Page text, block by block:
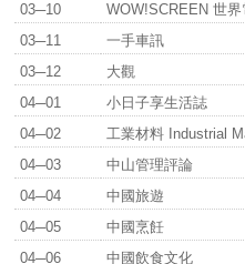
03─10
WOW!SCREEN 世界
03─11
一手車訊
03─12
大觀
04─01
小日子享生活誌
04─02
工業材料 Industrial
04─03
中山管理評論
04─04
中國旅遊
04─05
中國烹飪
04─06
中國飲食文化